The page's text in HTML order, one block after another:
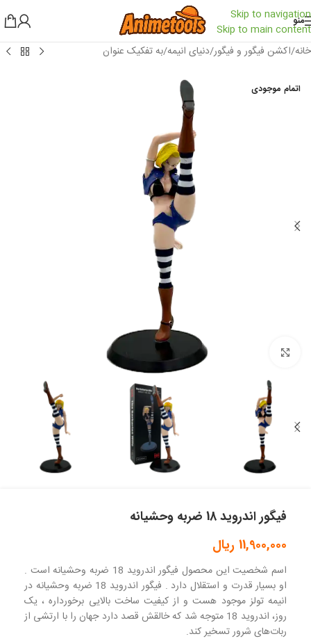
Skip to navigation
Skip to main content
منو
خانه/اکشن فیگور و فیگور/دنیای انیمه/به تفکیک عنوان
اتمام موجودی
فیگور اندروید 18 ضربه وحشیانه
11,900,000 ریال
اسم شخصیت این محصول فیگور اندروید 18 ضربه وحشیانه است .
او بسیار قدرت و استقلال دارد . فیگور اندروید 18 ضربه وحشیانه در
انیمه تولز موجود هست و از کیفیت ساخت بالایی برخورداره ، یک
روز، اندروید 18 متوجه شد که خالقش قصد دارد جهان را با ارتشی از
ربات‌های شرور تسخیر کند.